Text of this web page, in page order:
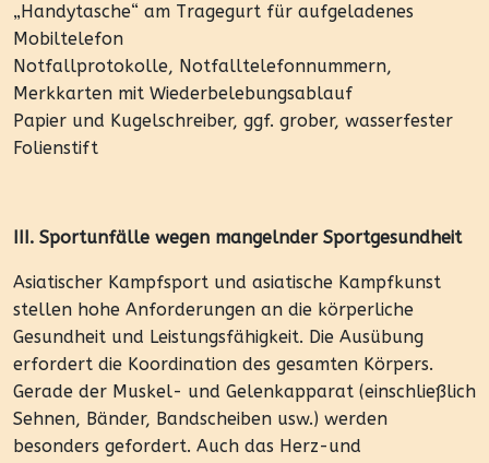
„Handytasche“ am Tragegurt für aufgeladenes
Mobiltelefon
Notfallprotokolle, Notfalltelefonnummern,
Merkkarten mit Wiederbelebungsablauf
Papier und Kugelschreiber, ggf. grober, wasserfester
Folienstift
III. Sportunfälle wegen mangelnder Sportgesundheit
Asiatischer Kampfsport und asiatische Kampfkunst
stellen hohe Anforderungen an die körperliche
Gesundheit und Leistungsfähigkeit. Die Ausübung
erfordert die Koordination des gesamten Körpers.
Gerade der Muskel- und Gelenkapparat (einschließlich
Sehnen, Bänder, Bandscheiben usw.) werden
besonders gefordert. Auch das Herz-und